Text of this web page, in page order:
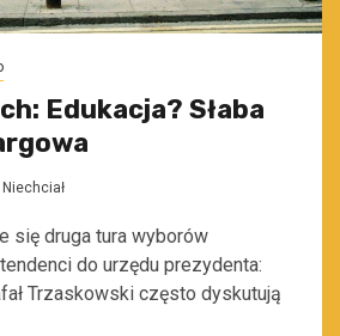
Edukacja? Słaba
Niechciał
się druga tura wyborów
do urzędu prezydenta:
Trzaskowski często dyskutują